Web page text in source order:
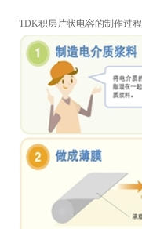
TDK积层片状电容的制作过程